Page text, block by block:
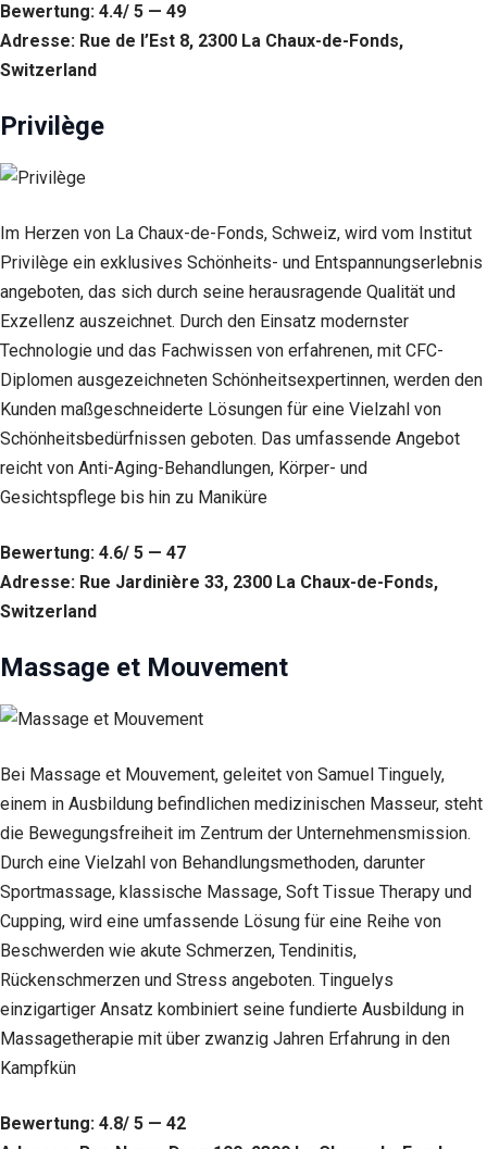
Bewertung: 4.4/ 5 — 49
Adresse: Rue de l’Est 8, 2300 La Chaux-de-Fonds,
Switzerland
Privilège
Im Herzen von La Chaux-de-Fonds, Schweiz, wird vom Institut
Privilège ein exklusives Schönheits- und Entspannungserlebnis
angeboten, das sich durch seine herausragende Qualität und
Exzellenz auszeichnet. Durch den Einsatz modernster
Technologie und das Fachwissen von erfahrenen, mit CFC-
Diplomen ausgezeichneten Schönheitsexpertinnen, werden den
Kunden maßgeschneiderte Lösungen für eine Vielzahl von
Schönheitsbedürfnissen geboten. Das umfassende Angebot
reicht von Anti-Aging-Behandlungen, Körper- und
Gesichtspflege bis hin zu Maniküre
Bewertung: 4.6/ 5 — 47
Adresse: Rue Jardinière 33, 2300 La Chaux-de-Fonds,
Switzerland
Massage et Mouvement
Bei Massage et Mouvement, geleitet von Samuel Tinguely,
einem in Ausbildung befindlichen medizinischen Masseur, steht
die Bewegungsfreiheit im Zentrum der Unternehmensmission.
Durch eine Vielzahl von Behandlungsmethoden, darunter
Sportmassage, klassische Massage, Soft Tissue Therapy und
Cupping, wird eine umfassende Lösung für eine Reihe von
Beschwerden wie akute Schmerzen, Tendinitis,
Rückenschmerzen und Stress angeboten. Tinguelys
einzigartiger Ansatz kombiniert seine fundierte Ausbildung in
Massagetherapie mit über zwanzig Jahren Erfahrung in den
Kampfkün
Bewertung: 4.8/ 5 — 42
Notwendig
Diese
sind nicht
optional.
benötigt,
Website
Statistik
Mit diesen
Cookies
können wir die
Funktionsweise
und Struktur
der Website auf
Basis der
Nutzung
verbessern.
Erfahrung
Damit unsere
Website
Ihres
Besuchs so
möglich
Wenn Sie
Cookies
ablehnen,
einige
Funktionen
von der
Website.
Marketing
Interessen und Ihr
Verhalten beim
erhöhen Sie die